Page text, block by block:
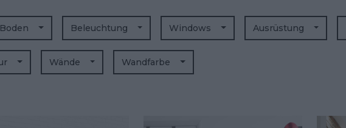
Boden Beleuchtung Windows Ausrüstung
Wände Wandfarbe